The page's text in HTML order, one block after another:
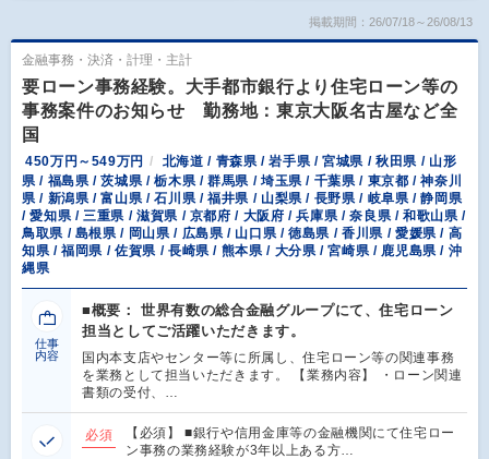
掲載期間：26/07/18～26/08/13
金融事務・決済・計理・主計
要ローン事務経験。大手都市銀行より住宅ローン等の
事務案件のお知らせ 勤務地：東京大阪名古屋など全
国
450万円～549万円
北海道 / 青森県 / 岩手県 / 宮城県 / 秋田県 / 山形
県 / 福島県 / 茨城県 / 栃木県 / 群馬県 / 埼玉県 / 千葉県 / 東京都 / 神奈川
県 / 新潟県 / 富山県 / 石川県 / 福井県 / 山梨県 / 長野県 / 岐阜県 / 静岡県
/ 愛知県 / 三重県 / 滋賀県 / 京都府 / 大阪府 / 兵庫県 / 奈良県 / 和歌山県 /
鳥取県 / 島根県 / 岡山県 / 広島県 / 山口県 / 徳島県 / 香川県 / 愛媛県 / 高
知県 / 福岡県 / 佐賀県 / 長崎県 / 熊本県 / 大分県 / 宮崎県 / 鹿児島県 / 沖
縄県
仕事
内容
■概要： 世界有数の総合金融グループにて、住宅ローン
担当としてご活躍いただきます。
国内本支店やセンター等に所属し、住宅ローン等の関連事務
を業務として担当いただきます。 【業務内容】 ・ローン関連
書類の受付、…
必須
【必須】 ■銀行や信用金庫等の金融機関にて住宅ロー
ン事務の業務経験が3年以上ある方…